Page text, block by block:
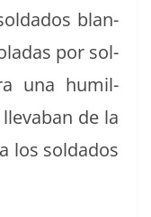
blan­
por sol­
una humil­
de la
los sol­da­dos